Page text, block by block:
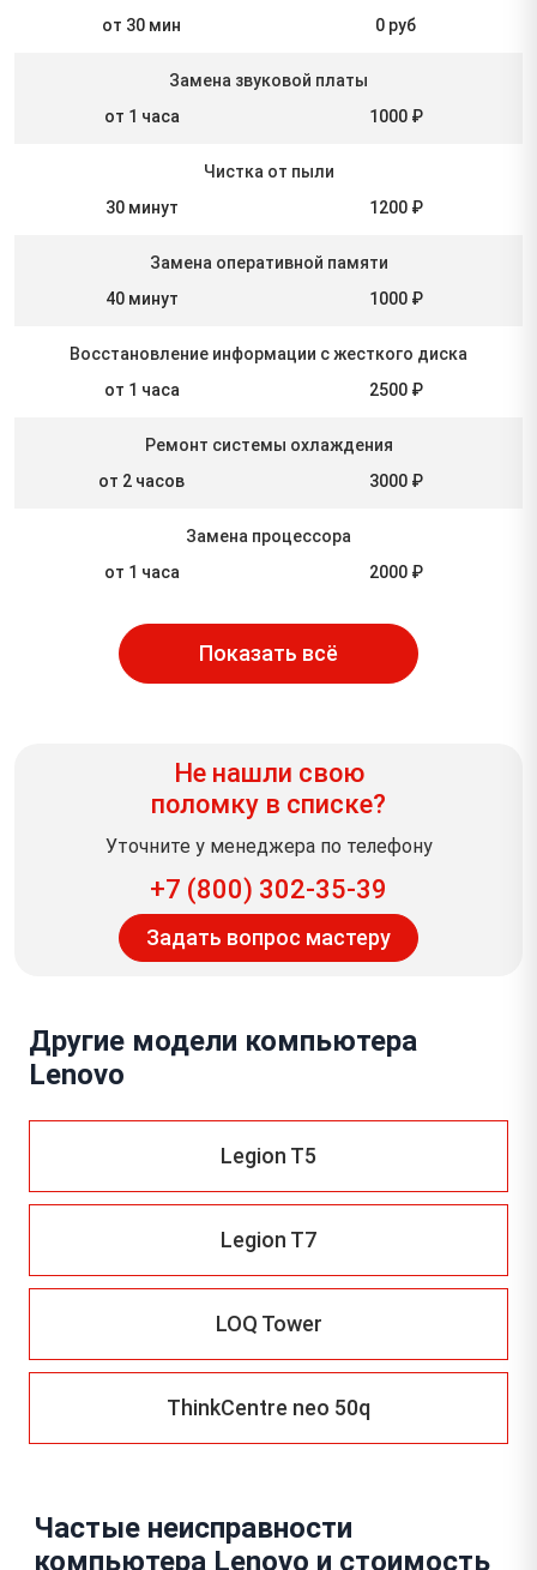
от 30 мин
0 руб
Замена звуковой платы
от 1 часа
1000 ₽
Чистка от пыли
30 минут
1200 ₽
Замена оперативной памяти
40 минут
1000 ₽
Восстановление информации с жесткого диска
от 1 часа
2500 ₽
Ремонт системы охлаждения
от 2 часов
3000 ₽
Замена процессора
от 1 часа
2000 ₽
Показать всё
Не нашли свою
поломку в списке?
Уточните у менеджера по телефону
+7 (800) 302-35-39
Задать вопрос мастеру
Другие модели компьютера
Lenovo
Legion T5
Legion T7
LOQ Tower
ThinkCentre neo 50q
Частые неисправности
компьютера Lenovo и стоимость